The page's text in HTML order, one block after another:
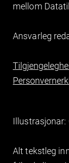
mellom
Ansvarleg
Illustrasjonar:
Alt tekstleg